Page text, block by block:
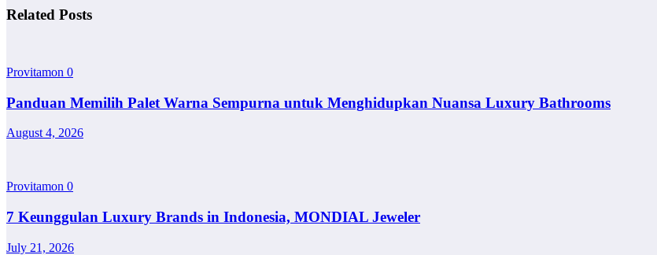
Related Posts
Provitamon 0
Panduan Memilih Palet Warna Sempurna untuk Menghidupkan Nuansa Luxury Bathrooms
August 4, 2026
Provitamon 0
7 Keunggulan Luxury Brands in Indonesia, MONDIAL Jeweler
July 21, 2026